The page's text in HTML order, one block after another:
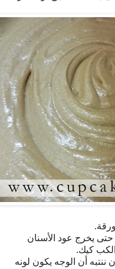
20 دقيقة، أو حتى يخرج عود الأسنان
كيك.
ننتبه أن الوجه يكون لونه